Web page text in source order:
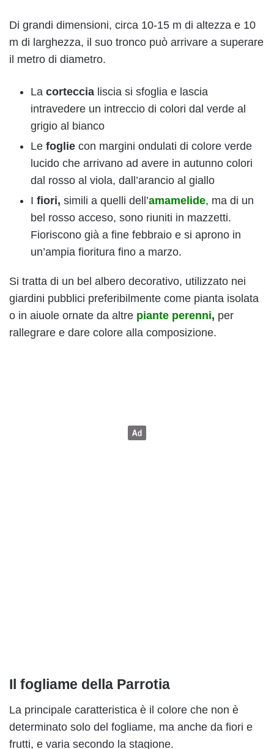
Di grandi dimensioni, circa 10-15 m di altezza e 10
m di larghezza, il suo tronco può arrivare a superare
il metro di diametro.
La corteccia liscia si sfoglia e lascia
intravedere un intreccio di colori dal verde al
grigio al bianco
Le foglie con margini ondulati di colore verde
lucido che arrivano ad avere in autunno colori
dal rosso al viola, dall’arancio al giallo
I fiori, simili a quelli dell’amamelide, ma di un
bel rosso acceso, sono riuniti in mazzetti.
Fioriscono già a fine febbraio e si aprono in
un’ampia fioritura fino a marzo.
Si tratta di un bel albero decorativo, utilizzato nei
giardini pubblici preferibilmente come pianta isolata
o in aiuole ornate da altre piante perenni, per
rallegrare e dare colore alla composizione.
Il fogliame della Parrotia
La principale caratteristica è il colore che non è
determinato solo del fogliame, ma anche da fiori e
frutti, e varia secondo la stagione.